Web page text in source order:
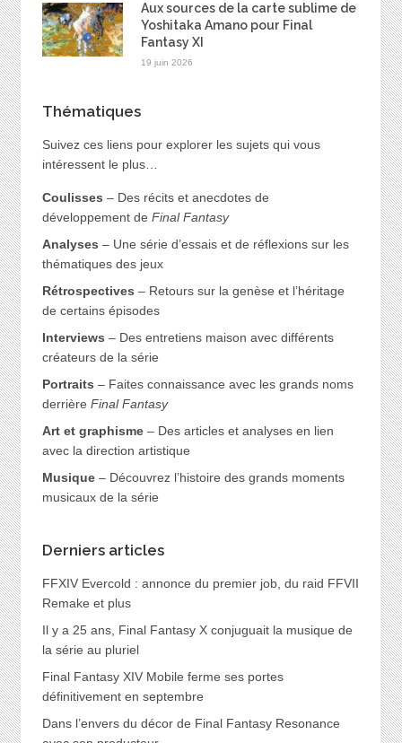
Aux sources de la carte sublime de
Yoshitaka Amano pour Final
Fantasy XI
19 juin 2026
Thématiques
Suivez ces liens pour explorer les sujets qui vous
intéressent le plus…
Coulisses – Des récits et anecdotes de
développement de Final Fantasy
Analyses – Une série d’essais et de réflexions sur les
thématiques des jeux
Rétrospectives – Retours sur la genèse et l’héritage
de certains épisodes
Interviews – Des entretiens maison avec différents
créateurs de la série
Portraits – Faites connaissance avec les grands noms
derrière Final Fantasy
Art et graphisme– Des articles et analyses en lien
avec la direction artistique
Musique– Découvrez l’histoire des grands moments
musicaux de la série
Derniers articles
FFXIV Evercold : annonce du premier job, du raid FFVII
Remake et plus
Il y a 25 ans, Final Fantasy X conjuguait la musique de
la série au pluriel
Final Fantasy XIV Mobile ferme ses portes
définitivement en septembre
Dans l’envers du décor de Final Fantasy Resonance